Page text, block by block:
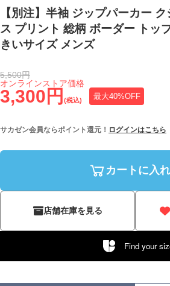
【別注】半袖 ジップパーカー
ス プリント 総柄 ボーダー トッ
きいサイズ メンズ
3,300円 (税込) 最大40%OFF
オンラインストア価格
5,500円
サカゼン会員ならポイント還元！ ログインはこちら
カートに入
店舗在庫を見る
Find your